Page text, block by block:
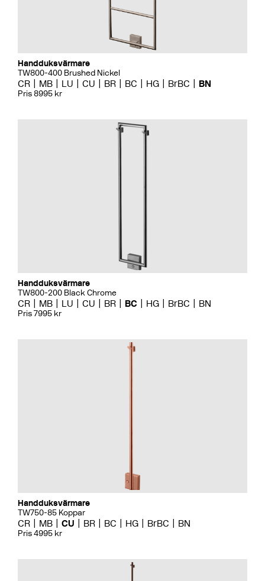
Handduksvärmare
TW800-400 Brushed Nickel
CR MB LU CU BR BC HG BrBC BN
Pris 8995 kr
Handduksvärmare
TW800-200 Black Chrome
CR MB LU CU BR BC HG BrBC BN
Pris 7995 kr
Handduksvärmare
TW750-85 Koppar
CR MB CU BR BC HG BrBC BN
Pris 4995 kr